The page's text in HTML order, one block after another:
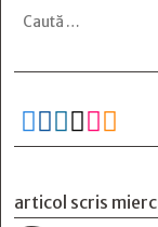
     
articol scris